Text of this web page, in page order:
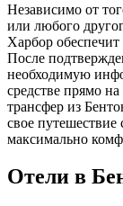
Независимо от
или любого
Харбор
После
необходимую
средстве прямо
трансфер из
свое путешествие
максимально
Отели в